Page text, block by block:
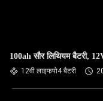
100ah सौर लिथियम बैटरी,
12वी लाइफपो4 बैटरी